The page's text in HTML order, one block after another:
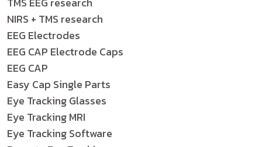
NIRS + TMS research
EEG Electrodes
EEG CAP Electrode Caps
EEG CAP
Easy Cap Single Parts
Eye Tracking Glasses
Eye Tracking MRI
Eye Tracking Software